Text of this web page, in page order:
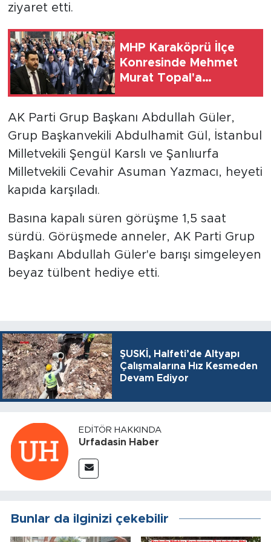
ziyaret etti.
MHP Karaköprü İlçe
Konresinde Mehmet
Murat Topal'a
AK Parti Grup Başkanı Abdullah Güler,
Grup Başkanvekili Abdulhamit Gül, İstanbul
Milletvekili Şengül Karslı ve Şanlıurfa
Milletvekili Cevahir Asuman Yazmacı, heyeti
kapıda karşıladı.
Basına kapalı süren görüşme 1,5 saat
sürdü. Görüşmede anneler, AK Parti Grup
Başkanı Abdullah Güler'e barışı simgeleyen
beyaz tülbent hediye etti.
ŞUSKİ, Halfeti’de Altyapı
Çalışmalarına Hız Kesmeden
Devam Ediyor
EDITÖR HAKKINDA
Urfadasin Haber
Bunlar da ilginizi çekebilir